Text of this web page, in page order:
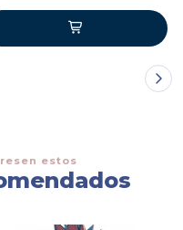
estos